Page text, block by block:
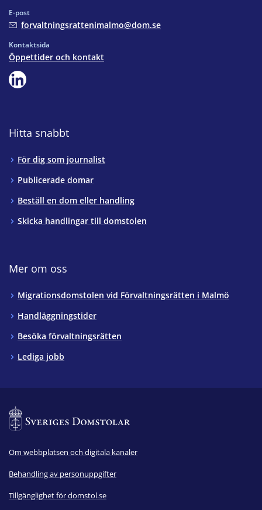
E-post
forvaltningsrattenimalmo@dom.se
Kontaktsida
Öppettider och kontakt
Hitta snabbt
För dig som journalist
Publicerade domar
Beställ en dom eller handling
Skicka handlingar till domstolen
Mer om oss
Migrationsdomstolen vid Förvaltningsrätten i Malmö
Handläggningstider
Besöka förvaltningsrätten
Lediga jobb
Om webbplatsen och digitala kanaler
Behandling av personuppgifter
Tillgänglighet för domstol.se